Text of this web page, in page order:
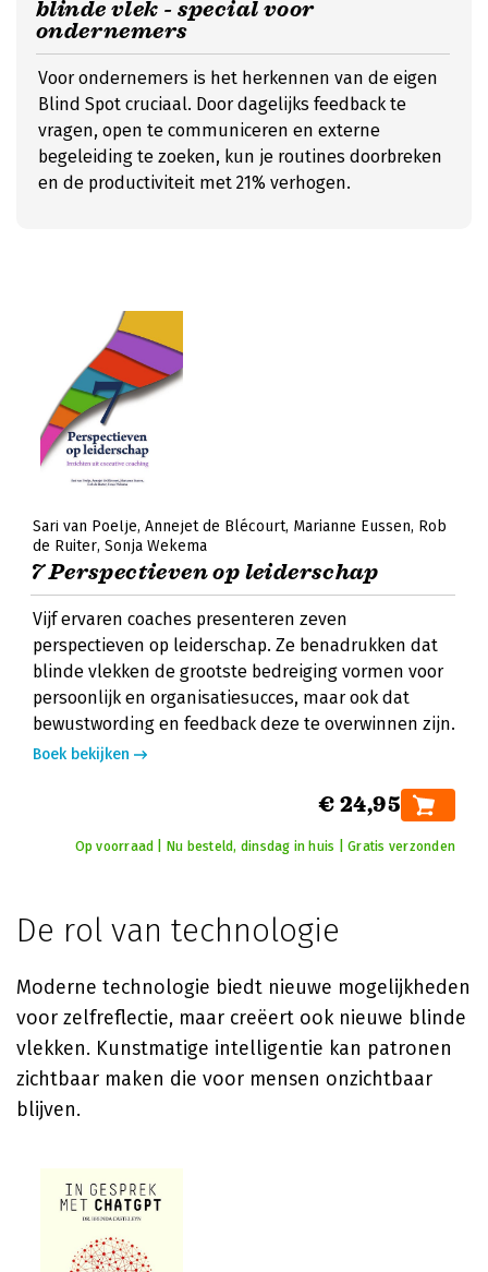
blinde vlek - special voor
ondernemers
Voor ondernemers is het herkennen van de eigen
Blind Spot cruciaal. Door dagelijks feedback te
vragen, open te communiceren en externe
begeleiding te zoeken, kun je routines doorbreken
en de productiviteit met 21% verhogen.
Sari van Poelje Annejet de Blécourt Marianne Eussen Rob
de Ruiter Sonja Wekema
7 Perspectieven op leiderschap
Vijf ervaren coaches presenteren zeven
perspectieven op leiderschap. Ze benadrukken dat
blinde vlekken de grootste bedreiging vormen voor
persoonlijk en organisatiesucces, maar ook dat
bewustwording en feedback deze te overwinnen zijn.
Boek bekijken
€ 24,95
Op voorraad | Nu besteld, dinsdag in huis | Gratis verzonden
De rol van technologie
Moderne technologie biedt nieuwe mogelijkheden
voor zelfreflectie, maar creëert ook nieuwe blinde
vlekken. Kunstmatige intelligentie kan patronen
zichtbaar maken die voor mensen onzichtbaar
blijven.